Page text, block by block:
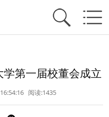
第一届校董会成立
阅读:1435